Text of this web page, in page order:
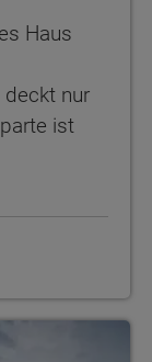
Haus
deckt nur
ist